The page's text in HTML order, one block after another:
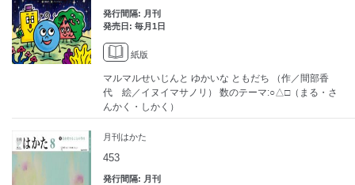
発行間隔: 月刊
発売日: 毎月1日
紙版
マルマルせいじんと ゆかいな ともだち （作／間部香
代 絵／イヌイマサノリ） 数のテーマ:○△□（まる・さ
んかく・しかく）
月刊はかた
453
発行間隔: 月刊